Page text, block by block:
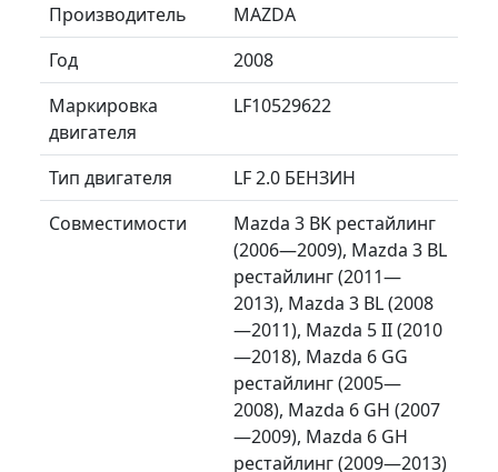
Производитель
MAZDA
Год
2008
Маркировка
двигателя
LF10529622
Тип двигателя
LF 2.0 БЕНЗИН
Совместимости
Mazda 3 BK рестайлинг
(2006—2009), Mazda 3 BL
рестайлинг (2011—
2013), Mazda 3 BL (2008
—2011), Mazda 5 II (2010
—2018), Mazda 6 GG
рестайлинг (2005—
2008), Mazda 6 GH (2007
—2009), Mazda 6 GH
рестайлинг (2009—2013)